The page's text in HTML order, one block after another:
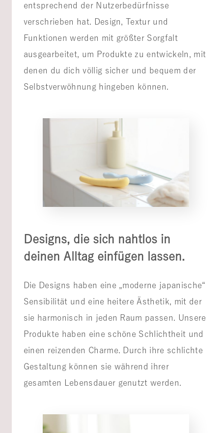
entsprechend der Nutzerbedürfnisse
verschrieben hat. Design, Textur und
Funktionen werden mit größter Sorgfalt
ausgearbeitet, um Produkte zu entwickeln, mit
denen du dich völlig sicher und bequem der
Selbstverwöhnung hingeben können.
Designs, die sich nahtlos in
deinen Alltag einfügen lassen.
Die Designs haben eine „moderne japanische“
Sensibilität und eine heitere Ästhetik, mit der
sie harmonisch in jeden Raum passen. Unsere
Produkte haben eine schöne Schlichtheit und
einen reizenden Charme. Durch ihre schlichte
Gestaltung können sie während ihrer
gesamten Lebensdauer genutzt werden.